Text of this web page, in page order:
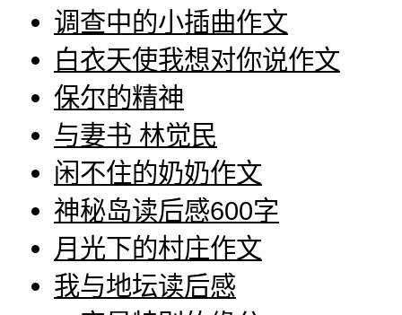
调查中的小插曲作文
白衣天使我想对你说作文
保尔的精神
与妻书 林觉民
闲不住的奶奶作文
神秘岛读后感600字
月光下的村庄作文
我与地坛读后感